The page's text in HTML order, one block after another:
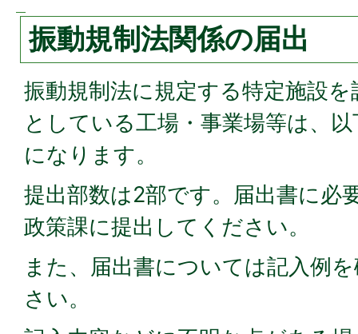
振動規制法関係の届出
振動規制法に規定する特定施設
としている工場・事業場等は、
になります。
提出部数は2部です。届出書に必
政策課に提出してください。
また、届出書については記入例
さい。